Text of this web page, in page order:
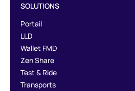
SOLUTIONS
Portail
LLD
Wallet FMD
Zen Share
Test & Ride
Transports